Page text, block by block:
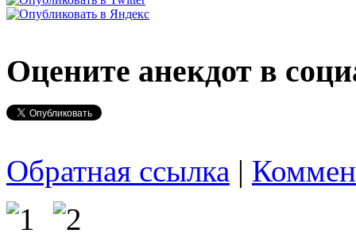
Оцените анекдот в
Обратная ссылка |